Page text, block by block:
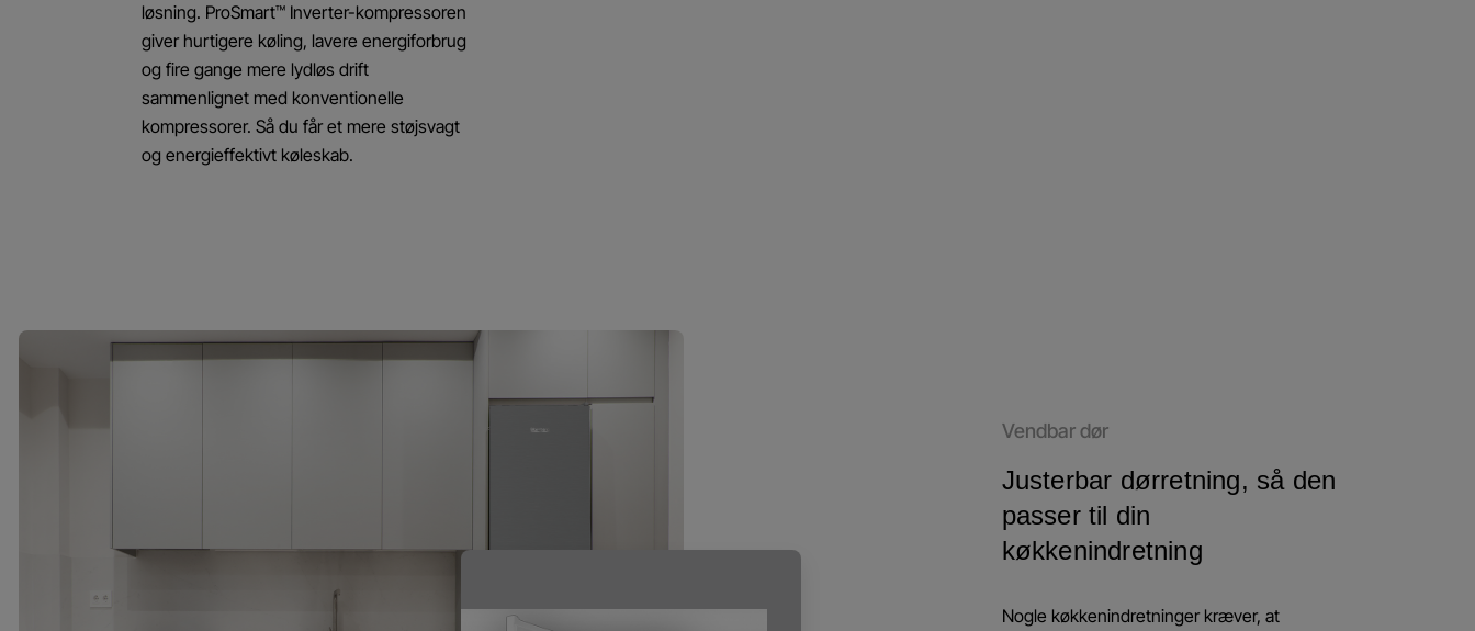
løsning. ProSmart™ Inverter-kompressoren
giver hurtigere køling, lavere energiforbrug
og fire gange mere lydløs drift
sammenlignet med konventionelle
kompressorer. Så du får et mere støjsvagt
og energieffektivt køleskab.
Vendbar dør
Justerbar dørretning, så den
passer til din
køkkenindretning
Nogle køkkenindretninger kræver, at